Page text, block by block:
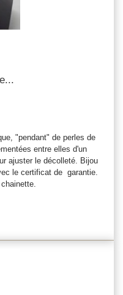
"pendant" de perles de
entre elles d'un
ajuster le décolleté. Bijou
le certificat de garantie.